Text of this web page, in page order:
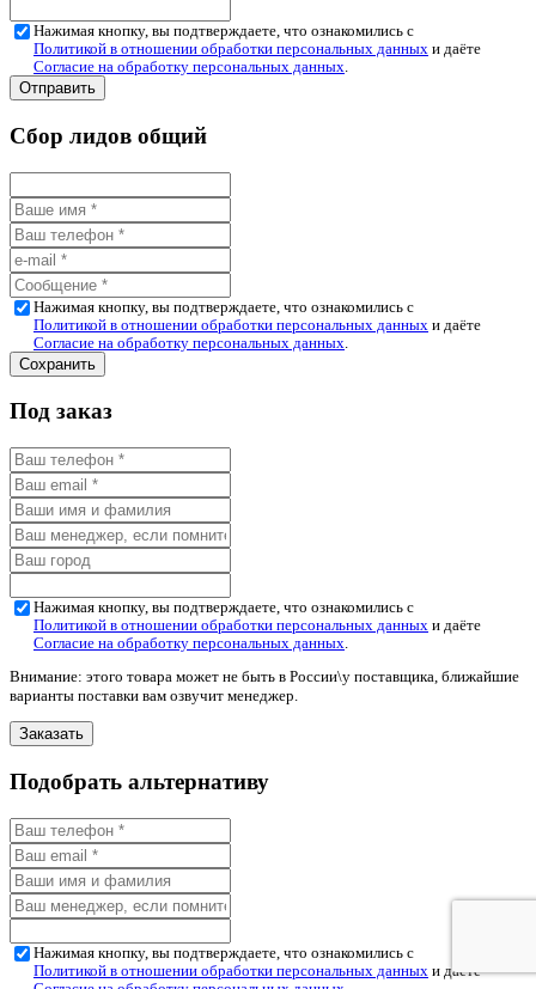
Нажимая кнопку, вы подтверждаете, что ознакомились с
Политикой в отношении обработки персональных данных и даёте
Согласие на обработку персональных данных.
Сбор лидов общий
Нажимая кнопку, вы подтверждаете, что ознакомились с
Политикой в отношении обработки персональных данных и даёте
Согласие на обработку персональных данных
Под заказ
Нажимая кнопку, вы подтверждаете, что ознакомились с
Политикой в отношении обработки персональных данных и даёте
Согласие на обработку персональных данных.
Внимание: этого товара может не быть в России\у поставщика, ближайшие
варианты поставки вам озвучит менеджер.
Подобрать альтернативу
Нажимая кнопку, вы подтверждаете, что ознакомились с
Политикой в отношении обработки персональных данных и даёте